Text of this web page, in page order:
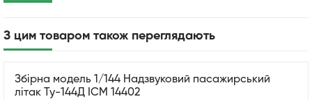
З цим товаром також переглядають
Збірна модель 1/144 Надзвуковий пасажирський
літак Ту-144Д ICM 14402